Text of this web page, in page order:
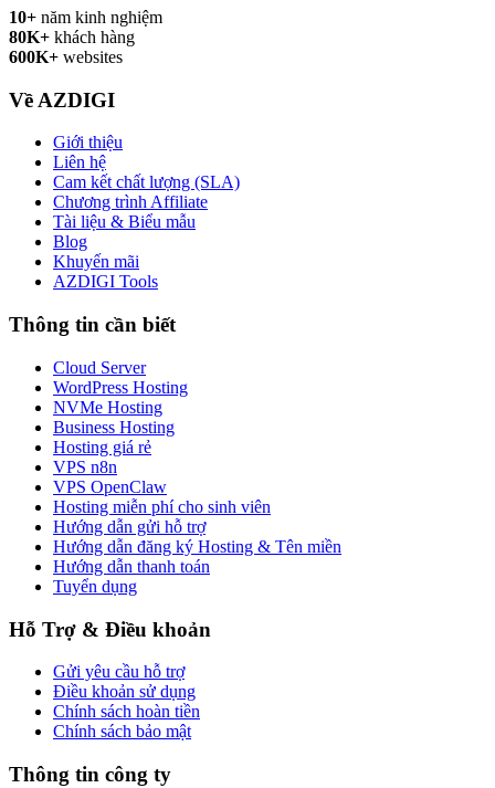
10+ năm kinh nghiệm
80K+ khách hàng
600K+ websites
Về AZDIGI
Giới thiệu
Liên hệ
Cam kết chất lượng (SLA)
Chương trình Affiliate
Tài liệu & Biểu mẫu
Blog
Khuyến mãi
AZDIGI Tools
Thông tin cần biết
Cloud Server
WordPress Hosting
NVMe Hosting
Business Hosting
Hosting giá rẻ
VPS n8n
VPS OpenClaw
Hosting miễn phí cho sinh viên
Hướng dẫn gửi hỗ trợ
Hướng dẫn đăng ký Hosting & Tên miền
Hướng dẫn thanh toán
Tuyển dụng
Hỗ Trợ & Điều khoản
Gửi yêu cầu hỗ trợ
Điều khoản sử dụng
Chính sách hoàn tiền
Chính sách bảo mật
Thông tin công ty